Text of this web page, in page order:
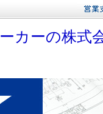
カーの株式